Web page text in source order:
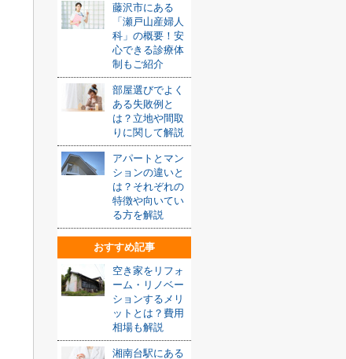
藤沢市にある
「瀬戸山産婦人
科」の概要！安
心できる診療体
制もご紹介
部屋選びでよく
ある失敗例と
は？立地や間取
りに関して解説
アパートとマン
ションの違いと
は？それぞれの
特徴や向いてい
る方を解説
おすすめ記事
空き家をリフォ
ーム・リノベー
ションするメリ
ットとは？費用
相場も解説
湘南台駅にある